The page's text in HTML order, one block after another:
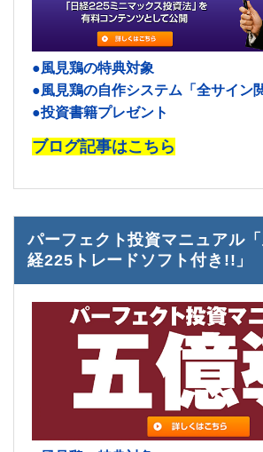
●風見鶏の特典対象
●風見鶏の自作システム「全サイン
●投資書籍プレゼント
ブログ記事はこちら
パーフェクト投資マニュアル
経225トレードソフト付き!!」